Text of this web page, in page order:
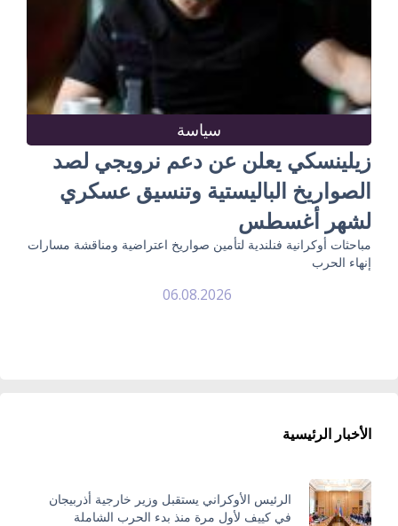
سياسة
زيلينسكي يعلن عن دعم نرويجي لصد
الصواريخ الباليستية وتنسيق عسكري
لشهر أغسطس
مباحثات أوكرانية فنلندية لتأمين صواريخ اعتراضية ومناقشة مسارات
إنهاء الحرب
06.08.2026
الأخبار الرئيسية
الرئيس الأوكراني يستقبل وزير خارجية أذربيجان
في كييف لأول مرة منذ بدء الحرب الشاملة